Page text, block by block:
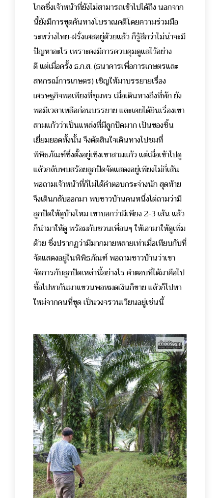
ไกลซึ่งเจ้าหน้าที่ยังไม่สามารถเข้าไปได้ถึง นอกจาก
นี้ยังมีการขุดค้นทางโบราณคดีโดยความร่วมมือ
ระหว่างไทย-ฝรั่งเศสอยู่ด้วยแล้ว ก็รู้สึกว่าไม่น่าจะมี
ปัญหาอะไร เพราะคงมีการควบคุมดูแลไว้อย่าง
ดีแต่เมื่อครั้ง ธ.ก.ส. (ธนาคารเพื่อการเกษตรและ
สหกรณ์การเกษตร) เชิญให้มาบรรยายเรื่อง
เศรษฐกิจพอเพียงที่ชุมพร เมื่อเดินทางถึงที่พัก ยัง
พอมีเวลาเหลือก่อนบรรยาย และเคยได้ยินเรื่องเขา
สามแก้วว่าเป็นแหล่งที่มีลูกปัดมาก เป็นของชิ้น
เยี่ยมยอดทั้งนั้น จึงตัดสินใจเดินทางไปชมที่
พิพิธภัณฑ์ซึ่งตั้งอยู่เชิงเขาสามแก้ว แต่เมื่อเข้าไปดู
แล้วกลับพบสร้อยลูกปัดจัดแสดงอยู่เพียงไม่กี่เส้น
พอถามเจ้าหน้าที่ก็ไม่ได้คำตอบกระจ่างนัก สุดท้าย
จึงเดินกลับออกมา พบชาวบ้านคนหนึ่งไต่ถามว่ามี
ลูกปัดให้ดูบ้างไหม เขาบอกว่ามีเพียง 2-3 เส้น แล้ว
ก็นำมาให้ดู พร้อมกับชวนเพื่อนๆ ให้เอามาให้ดูเพิ่ม
ด้วย ซึ่งปรากฏว่ามีมากมายหลายเท่าเมื่อเทียบกับที่
จัดแสดงอยู่ในพิพิธภัณฑ์ พอถามชาวบ้านว่าเขา
จัดการกับลูกปัดเหล่านี้อย่างไร คำตอบที่ได้มาคือไป
ซื้อไปหากันมาแขวนพอหมดเงินก็ขาย แล้วก็ไปหา
ใหม่จากคนที่ขุด เป็นวงจรวนเวียนอยู่เช่นนี้